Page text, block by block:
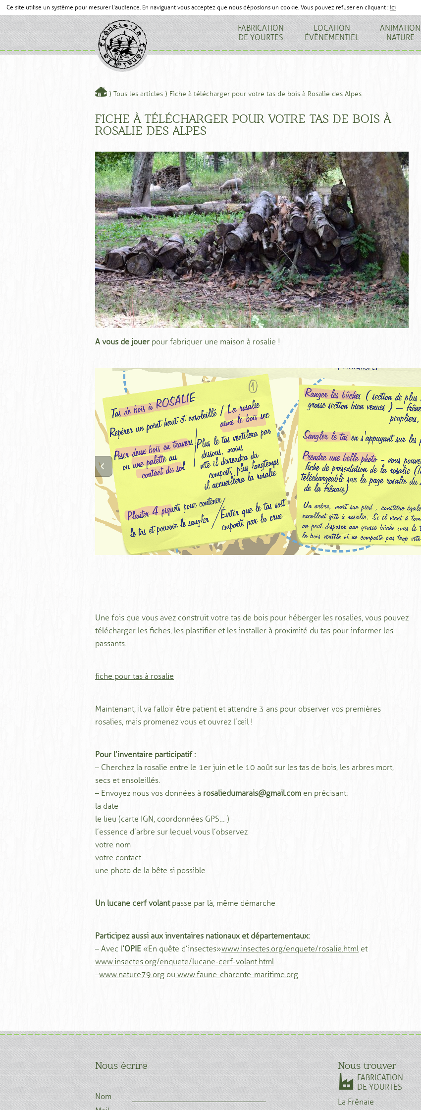
Ce site utilise un système pour mesurer l'audience. En naviguant vous acceptez que nous déposions un cookie. Vous pouvez refuser en cliquant :ici
FABRICATION
DE YOURTES
LOCATION
ÉVÈNEMENTIEL
ANIMATION
NATURE
⟩ Tous les articles ⟩ Fiche à télécharger pour votre tas de bois à Rosalie des Alpes
FICHE À TÉLÉCHARGER POUR VOTRE TAS DE BOIS À
ROSALIE DES ALPES
A vous de jouer pour fabriquer une maison à rosalie !
Une fois que vous avez construit votre tas de bois pour héberger les rosalies, vous pouvez
télécharger les fiches, les plastifier et les installer à proximité du tas pour informer les
passants.
fiche pour tas à rosalie
Maintenant, il va falloir être patient et attendre 3 ans pour observer vos premières
rosalies, mais promenez vous et ouvrez l’œil !
Pour l’inventaire participatif :
– Cherchez la rosalie entre le 1er juin et le 10 août sur les tas de bois, les arbres mort,
secs et ensoleillés.
– Envoyez nous vos données à rosaliedumarais@gmail.com en précisant :
la date
le lieu (carte IGN, coordonnées GPS … )
l’essence d’arbre sur lequel vous l’observez
votre nom
votre contact
une photo de la bête si possible
Un lucane cerf volantpasse par là, même démarche
Participez aussi aux inventaires nationaux et départementaux:
– Avec l‘OPIE « En quête d’insectes»www.insectes.org/enquete/rosalie.html et
www.insectes.org/enquete/lucane-cerf-volant.html
–www.nature79.org ou www.faune-charente-maritime.org
Nous écrire
Nom
Nous trouver
FABRICATION
DE YOURTES
La Frênaie